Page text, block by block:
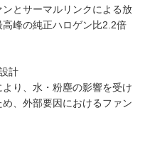
とサーマルリンクによる放
峰の純正ハロゲン比2.2倍
計
り、水・粉塵の影響を受け
、外部要因におけるファン